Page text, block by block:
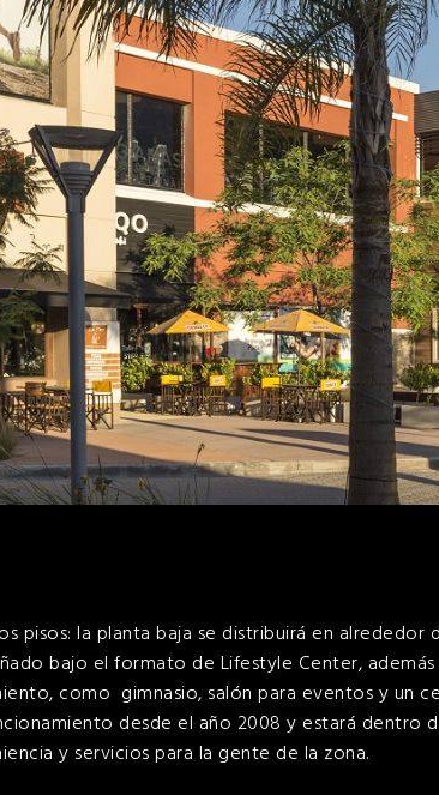
pisos: la planta baja se distribuirá en alrededor
bajo el formato de Lifestyle Center,
como gimnasio, salón para eventos y un
desde el año 2008 y estará dentro
y servicios para la gente de la zona.